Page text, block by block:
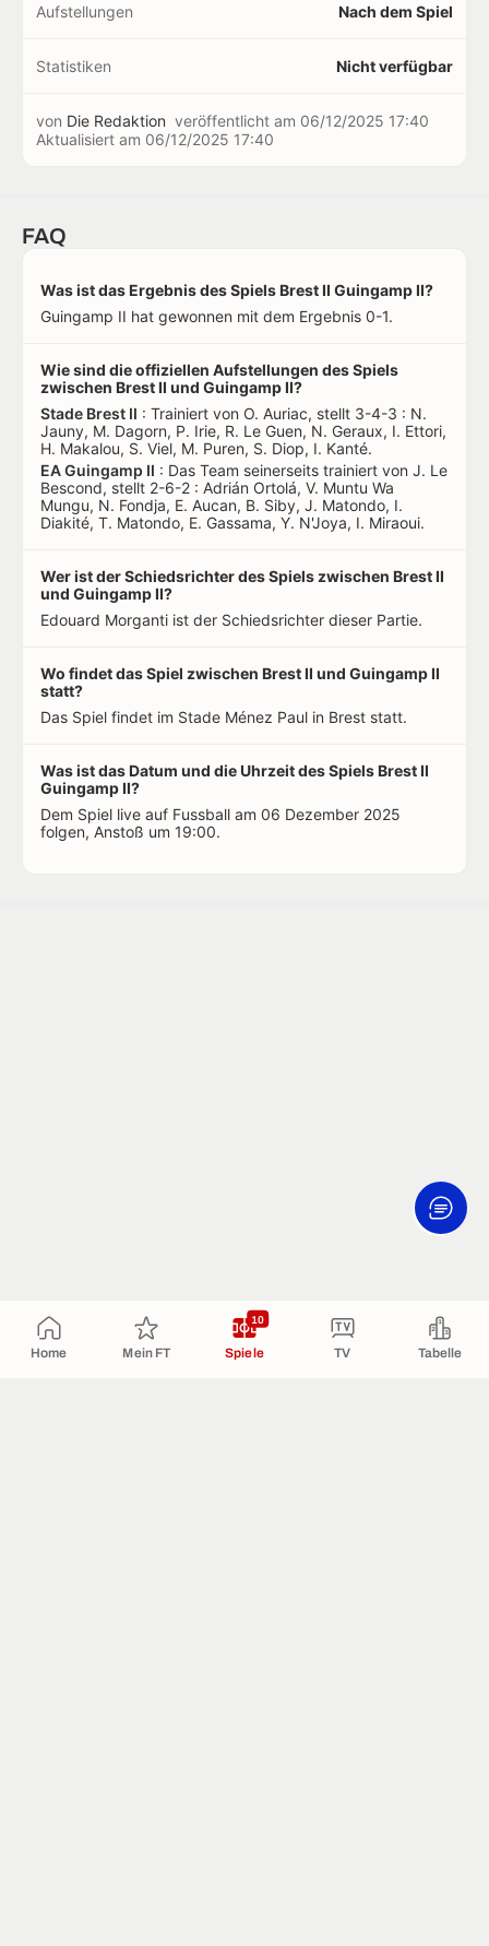
Home Mein FT Spiele
10
TV Tabelle
Aufstellungen Nach dem Spiel
Statistiken Nicht verfügbar
von Die Redaktion veröffentlicht am 06/12/2025 17:40
Aktualisiert am 06/12/2025 17:40
FAQ
Was ist das Ergebnis des Spiels Brest II Guingamp II?
Guingamp II hat gewonnen mit dem Ergebnis 0-1.
Wie sind die offiziellen Aufstellungen des Spiels
zwischen Brest II und Guingamp II?
Stade Brest II : Trainiert von O. Auriac, stellt 3-4-3 : N.
Jauny, M. Dagorn, P. Irie, R. Le Guen, N. Geraux, I. Ettori,
H. Makalou, S. Viel, M. Puren, S. Diop, I. Kanté.
EA Guingamp II : Das Team seinerseits trainiert von J. Le
Bescond, stellt 2-6-2 : Adrián Ortolá, V. Muntu Wa
Mungu, N. Fondja, E. Aucan, B. Siby, J. Matondo, I.
Diakité, T. Matondo, E. Gassama, Y. N'Joya, I. Miraoui.
Wer ist der Schiedsrichter des Spiels zwischen Brest II
und Guingamp II?
Edouard Morganti ist der Schiedsrichter dieser Partie.
Wo findet das Spiel zwischen Brest II und Guingamp II
statt?
Das Spiel findet im Stade Ménez Paul in Brest statt.
Was ist das Datum und die Uhrzeit des Spiels Brest II
Guingamp II?
Dem Spiel live auf Fussball am 06 Dezember 2025
folgen, Anstoß um 19:00.